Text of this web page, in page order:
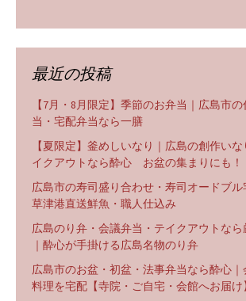
最近の投稿
【7月・8月限定】季節のお弁当｜広島市
当・宅配弁当なら一膳
【夏限定】釜めしいなり｜広島の創作い
イクアウトなら酔心 お盆の集まりにも！
広島市の寿司盛り合わせ・寿司オードブル
草津港直送鮮魚・職人仕込み
広島のり弁・会議弁当・テイクアウトなら
｜酔心が手掛ける広島名物のり弁
広島市のお盆・初盆・法事弁当なら酔心
料理を宅配【寺院・ご自宅・会館へお届け